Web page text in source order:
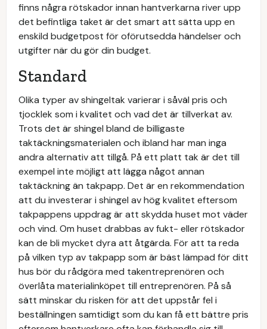
finns några rötskador innan hantverkarna river upp
det befintliga taket är det smart att sätta upp en
enskild budgetpost för oförutsedda händelser och
utgifter när du gör din budget.
Standard
Olika typer av shingeltak varierar i såväl pris och
tjocklek som i kvalitet och vad det är tillverkat av.
Trots det är shingel bland de billigaste
taktäckningsmaterialen och ibland har man inga
andra alternativ att tillgå. På ett platt tak är det till
exempel inte möjligt att lägga något annan
taktäckning än takpapp. Det är en rekommendation
att du investerar i shingel av hög kvalitet eftersom
takpappens uppdrag är att skydda huset mot väder
och vind. Om huset drabbas av fukt- eller rötskador
kan de bli mycket dyra att åtgärda. För att ta reda
på vilken typ av takpapp som är bäst lämpad för ditt
hus bör du rådgöra med takentreprenören och
överlåta materialinköpet till entreprenören. På så
sätt minskar du risken för att det uppstår fel i
beställningen samtidigt som du kan få ett bättre pris